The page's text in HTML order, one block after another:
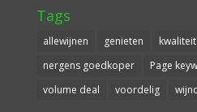
Tags
allewijnen genieten kwaliteit
nergens goedkoper
Page
volume deal
voordelig